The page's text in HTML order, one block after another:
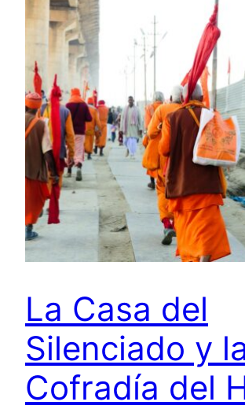
La Casa del
Silenciado y
Cofradía del